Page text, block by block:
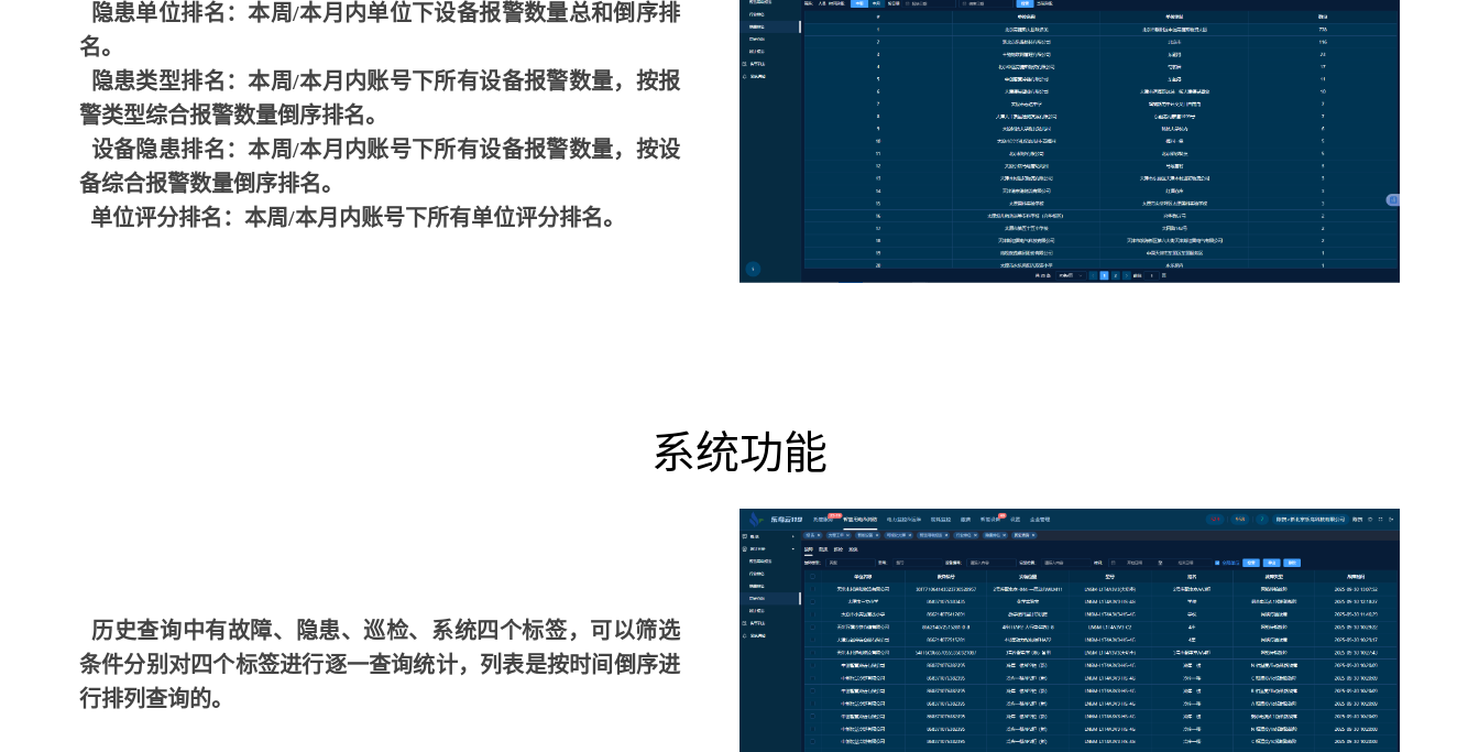
隐患单位排名：本周/本月内单位下设备报警数量总和倒序排
名。
隐患类型排名：本周/本月内账号下所有设备报警数量，按报
警类型综合报警数量倒序排名。
设备隐患排名：本周/本月内账号下所有设备报警数量，按设
备综合报警数量倒序排名。
单位评分排名：本周/本月内账号下所有单位评分排名。
系统功能
历史查询中有故障、隐患、巡检、系统四个标签，可以筛选
条件分别对四个标签进行逐一查询统计，列表是按时间倒序进
行排列查询的。